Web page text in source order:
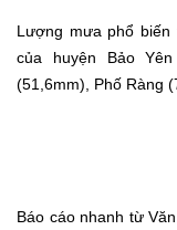
Lượng mưa phổ
của huyện Bảo
(51,6mm), Phố Ràng
Báo cáo nhanh từ